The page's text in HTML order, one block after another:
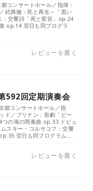
コンサートホール／指揮：
武満徹：死と再生～「黒い
：交響詩「死と変容」op.24
op.14 翌日も同プログラ
レビューを書く
592回定期演奏会
都コンサートホール／指
ド／ブリテン：歌劇「ピー
つの海の間奏曲 op.33 ドビュ
スキー・コルサコフ：交響
翌日も同プログラム...
レビューを書く